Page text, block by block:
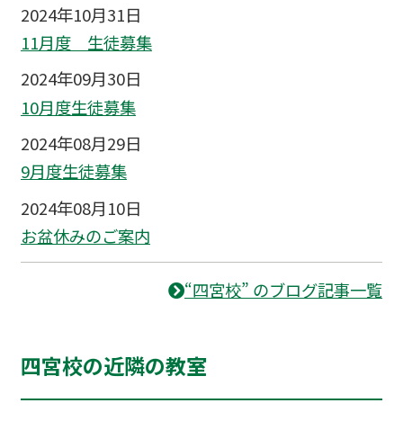
2024年10月31日
11月度 生徒募集
2024年09月30日
10月度生徒募集
2024年08月29日
9月度生徒募集
2024年08月10日
お盆休みのご案内
“四宮校” のブログ記事一覧
四宮校の近隣の教室